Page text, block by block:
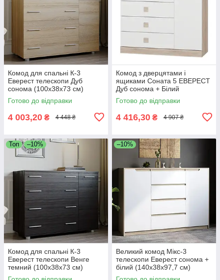
Комод для спальні К-3
Еверест телескопи Дуб
сонома (100х38х73 см)
Готово до відправки
4 003,20 ₴ 4 448 ₴
Комод з дверцятами і
ящиками Соната 5 ЕВЕРЕСТ
Дуб сонома + Білий
(105х38х93.5 см)
Готово до відправки
4 416,30 ₴ 4 907 ₴
Топ –10%
Комод для спальні К-3
Еверест телескопи Венге
темний (100х38х73 см)
–10%
Великий комод Мікс-3
телескопи Еверест сонома +
білий (140х38х97,7 см)